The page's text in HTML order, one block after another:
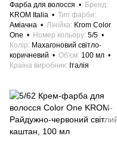
Фарба для волосся
Бренд
KROM Italia
Тип фарби
Аміачна
Лінійка Krom Color
One
Номер кольору 5/5
Колір
Махагоновий світло-
коричневий
Об'єм 100 мл
Країна виробник
Італія